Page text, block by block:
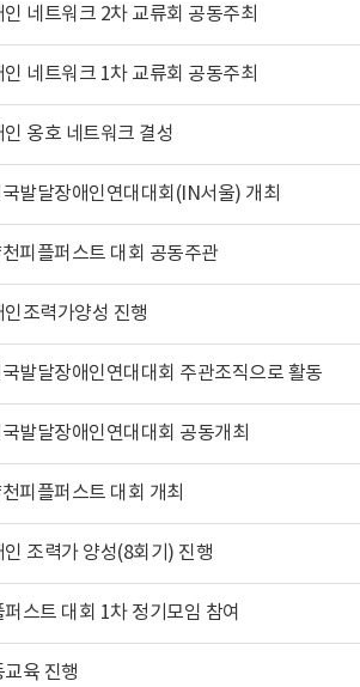
네트워크 2차 교류회 공동주최
네트워크 1차 교류회 공동주최
옹호 네트워크 결성
발달장애인연대대회(IN서울) 개최
피플퍼스트 대회 공동주관
조력가양성 진행
발달장애인연대대회 주관조직으로 활동
발달장애인연대대회 공동개최
피플퍼스트 대회 개최
인 조력가 양성(8회기) 진행
스트 대회 1차 정기모임 참여
육 진행